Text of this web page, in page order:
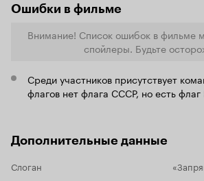
Ошибки в фильме
Внимание! Список ошибок в фильме
спойлеры. Будьте
Среди участников присутствует
флагов нет флага СССР, но есть
Дополнительные данные
Слоган